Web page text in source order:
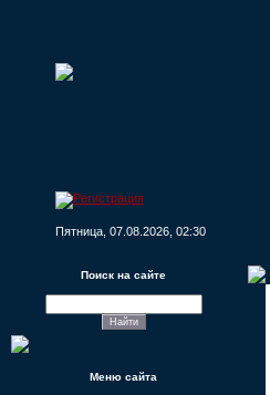
Пятница, 07.08.2026, 02:30
Поиск на сайте
Меню сайта